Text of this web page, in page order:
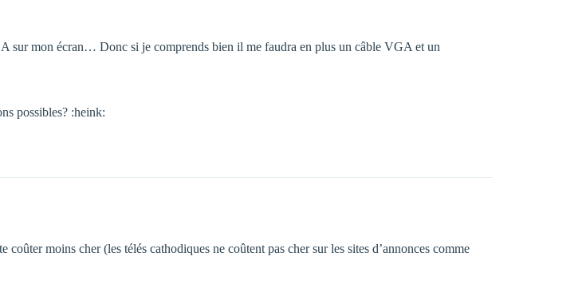
sur mon écran… Donc si je comprends bien il me faudra en plus un câble VGA et un
possibles? :heink:
moins cher (les télés cathodiques ne coûtent pas cher sur les sites d’annonces comme